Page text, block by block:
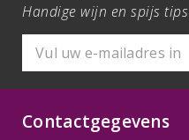
Handige wijn en spijs tips
Contactgegevens